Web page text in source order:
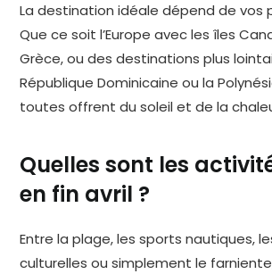
La destination idéale dépend de vos
Que ce soit l’Europe avec les îles
Grèce, ou des destinations plus
République Dominicaine ou la
toutes offrent du soleil et de la
Quelles sont les
en fin avril ?
Entre la plage, les sports nautiques,
culturelles ou simplement le